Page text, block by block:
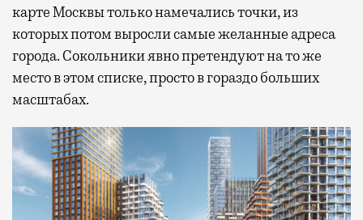
карте Москвы только намечались точки, из
которых потом выросли самые желанные адреса
города. Сокольники явно претендуют на то же
место в этом списке, просто в гораздо больших
масштабах.